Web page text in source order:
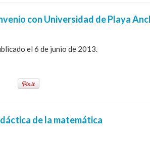
con Universidad de Playa
el 6 de junio de 2013.
de la matemática